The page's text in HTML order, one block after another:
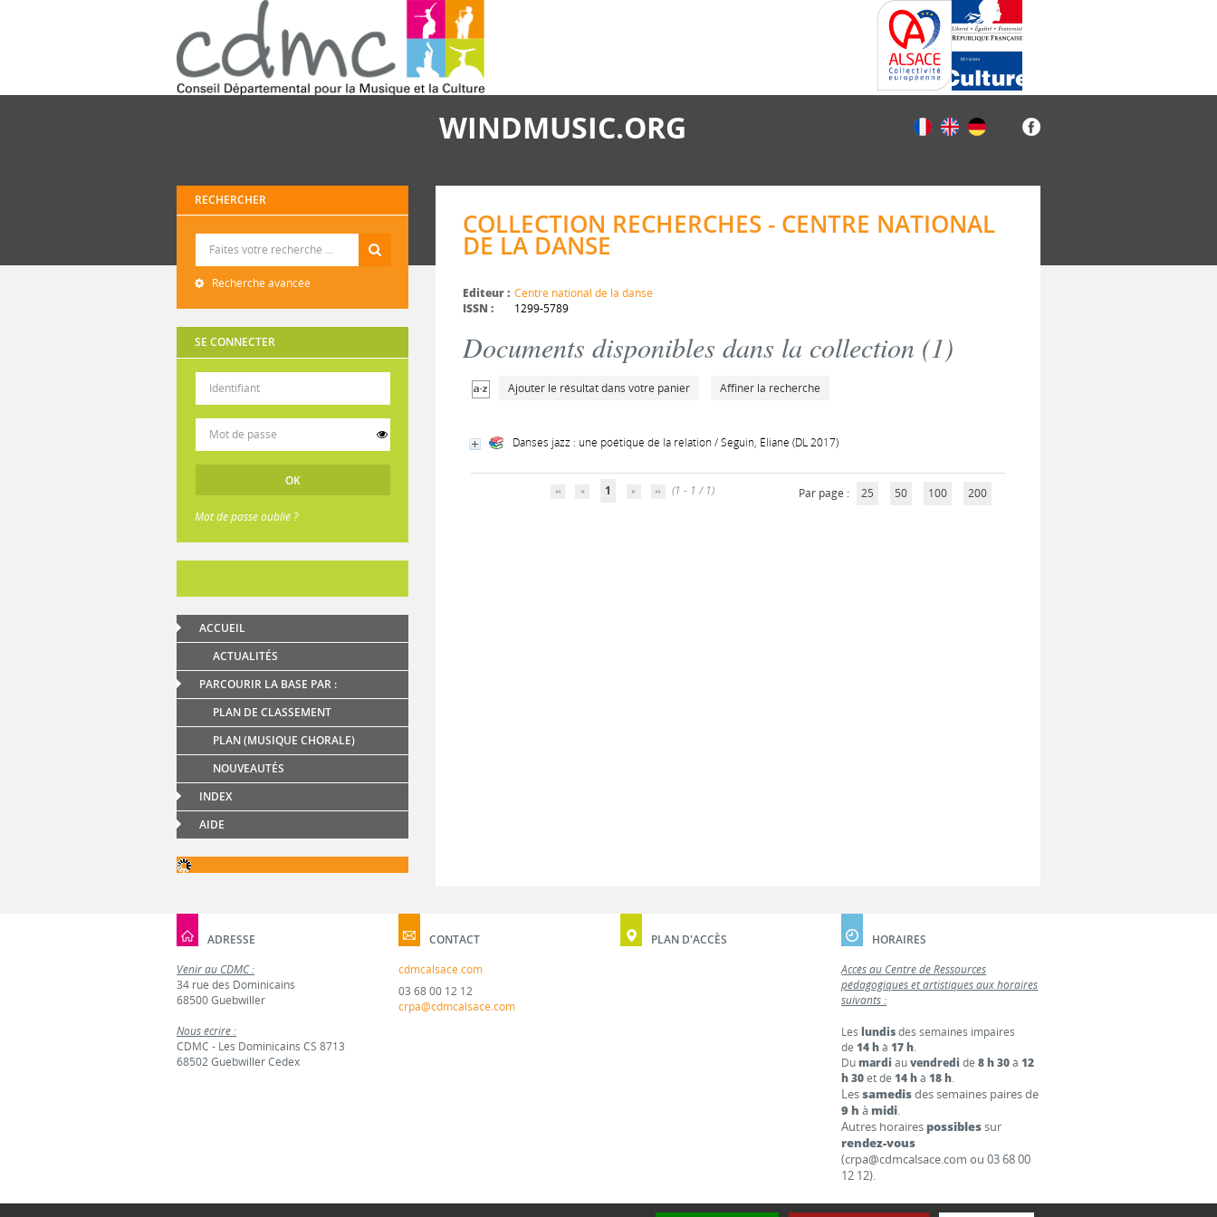
WINDMUSIC.ORG
RECHERCHER
Recherche avancée
SE CONNECTER
Mot de passe oublié ?
ACCUEIL
ACTUALITÉS
PARCOURIR LA BASE PAR :
PLAN DE CLASSEMENT
PLAN (MUSIQUE CHORALE)
NOUVEAUTÉS
INDEX
AIDE
COLLECTION RECHERCHES - CENTRE NATIONAL
DE LA DANSE
Editeur : Centre national de la danse
ISSN :
1299-5789
Documents disponibles dans la collection (1)
Ajouter le résultat dans votre panier Affiner la recherche
Danses jazz : une poétique de la relation / Seguin, Éliane (DL 2017)
1 (1 - 1 / 1) Par page : 25 50 100 200
ADRESSE
Venir au CDMC :
34 rue des Dominicains
68500 Guebwiller
Nous écrire :
CDMC - Les Dominicains CS 8713
68502 Guebwiller Cedex
CONTACT
cdmcalsace.com
03 68 00 12 12
crpa@cdmcalsace.com
PLAN D'ACCÈS
HORAIRES
Accès au Centre de Ressources
pédagogiques et artistiques aux horaires
suivants :
Leslundisdes semaines impaires
de14 hà17 h.
Dumardi auvendredi de8 h 30à12
h 30et de14 hà18 h.
Lessamedisdes semaines paires de
9 h à midi.
Autres horaires possiblessur
rendez-vous
(crpa@cdmcalsace.com ou 03 68 00
12 12).